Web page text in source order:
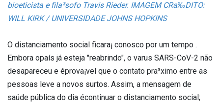
bioeticista e fila³sofo Travis Rieder. IMAGEM CRa‰DITO:
WILL KIRK / UNIVERSIDADE JOHNS HOPKINS
O distanciamento social ficara¡ conosco por um tempo .
Embora opaís já esteja "reabrindo", o va­rus SARS-CoV-2 não
desapareceu e éprova¡vel que o contato pra³ximo entre as
pessoas leve a novos surtos. Assim, a mensagem de
saúde pública do dia écontinuar o distanciamento social;